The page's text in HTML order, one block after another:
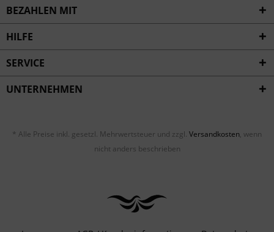
BEZAHLEN MIT
HILFE
SERVICE
UNTERNEHMEN
* Alle Preise inkl. gesetzl. Mehrwertsteuer und zzgl. Versandkosten, wenn
nicht anders beschrieben